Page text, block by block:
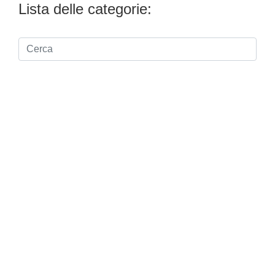
Lista delle categorie: